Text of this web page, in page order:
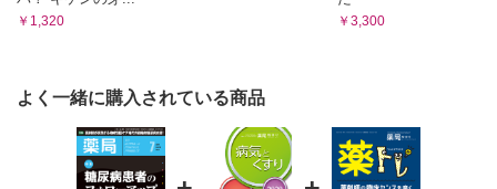
￥1,320 ￥3,300
よく一緒に購入されている商品